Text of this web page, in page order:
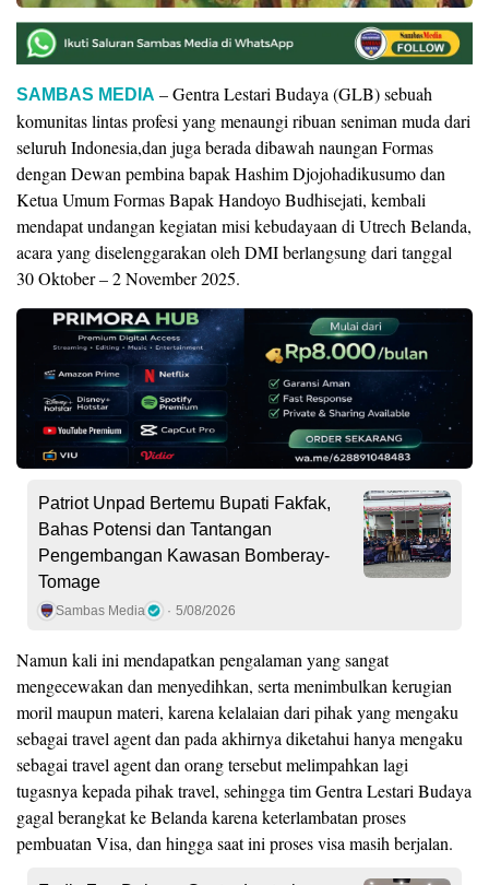
SAMBAS MEDIA – Gentra Lestari Budaya (GLB) sebuah
komunitas lintas profesi yang menaungi ribuan seniman muda dari
seluruh Indonesia,dan juga berada dibawah naungan Formas
dengan Dewan pembina bapak Hashim Djojohadikusumo dan
Ketua Umum Formas Bapak Handoyo Budhisejati, kembali
mendapat undangan kegiatan misi kebudayaan di Utrech Belanda,
acara yang diselenggarakan oleh DMI berlangsung dari tanggal
30 Oktober – 2 November 2025.
Patriot Unpad Bertemu Bupati Fakfak,
Bahas Potensi dan Tantangan
Pengembangan Kawasan Bomberay-
Tomage
Sambas Media 5/08/2026
Namun kali ini mendapatkan pengalaman yang sangat
mengecewakan dan menyedihkan, serta menimbulkan kerugian
moril maupun materi, karena kelalaian dari pihak yang mengaku
sebagai travel agent dan pada akhirnya diketahui hanya mengaku
sebagai travel agent dan orang tersebut melimpahkan lagi
tugasnya kepada pihak travel, sehingga tim Gentra Lestari Budaya
gagal berangkat ke Belanda karena keterlambatan proses
pembuatan Visa, dan hingga saat ini proses visa masih berjalan.